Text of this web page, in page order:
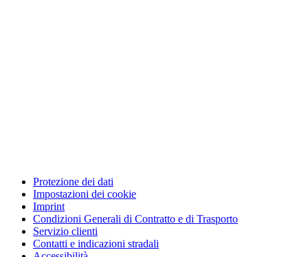
Protezione dei dati
Impostazioni dei cookie
Imprint
Condizioni Generali di Contratto e di Trasporto
Servizio clienti
Contatti e indicazioni stradali